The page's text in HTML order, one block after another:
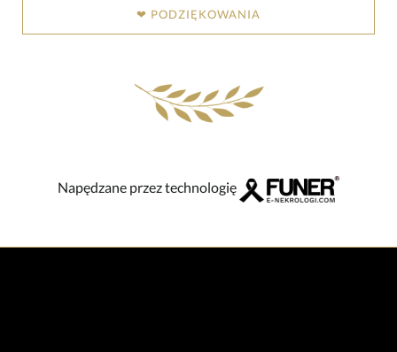
❤ PODZIĘKOWANIA
Napędzane przez technologię